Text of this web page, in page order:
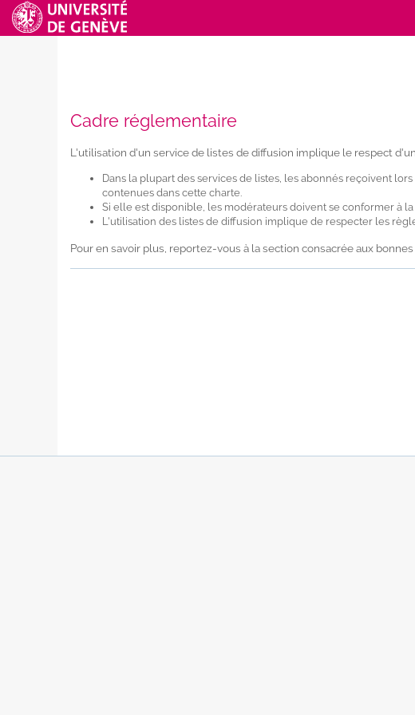
Cadre réglementaire
L'utilisation d'un service de listes de diffusion implique le respect
Dans la plupart des services de listes, les abonnés reçoivent
contenues dans cette charte.
Si elle est disponible, les modérateurs doivent se conformer à
L'utilisation des listes de diffusion implique de respecter les
Pour en savoir plus, reportez-vous à la section consacrée aux